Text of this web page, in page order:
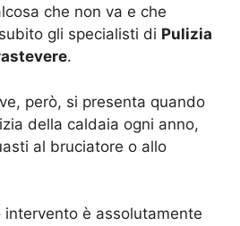
che non va e che
gli specialisti di Pulizia
.
però, si presenta quando
della caldaia ogni anno,
al bruciatore o allo
intervento è assolutamente